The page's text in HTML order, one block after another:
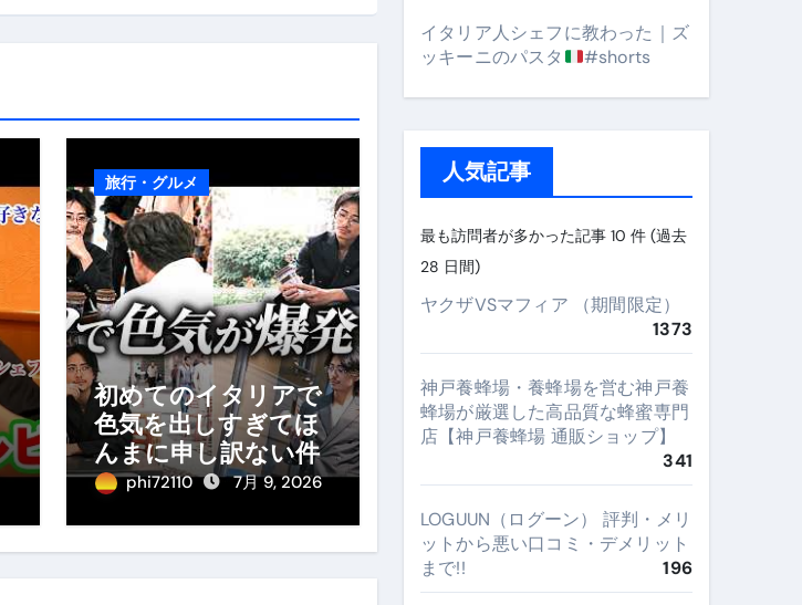
旅行・グルメ
初めてのイタリアで
色気を出しすぎてほ
んまに申し訳ない件
phi72110 7月 9, 2026
イタリア人シェフに教わった｜ズ
ッキーニのパスタ
#shorts
人気記事
最も訪問者が多かった記事 10 件 (過去
28 日間)
ヤクザVSマフィア （期間限定）
1373
神戸養蜂場・養蜂場を営む神戸養
蜂場が厳選した高品質な蜂蜜専門
店【神戸養蜂場 通販ショップ】
341
LOGUUN（ログーン） 評判・メリ
ットから悪い口コミ・デメリット
まで!!
196